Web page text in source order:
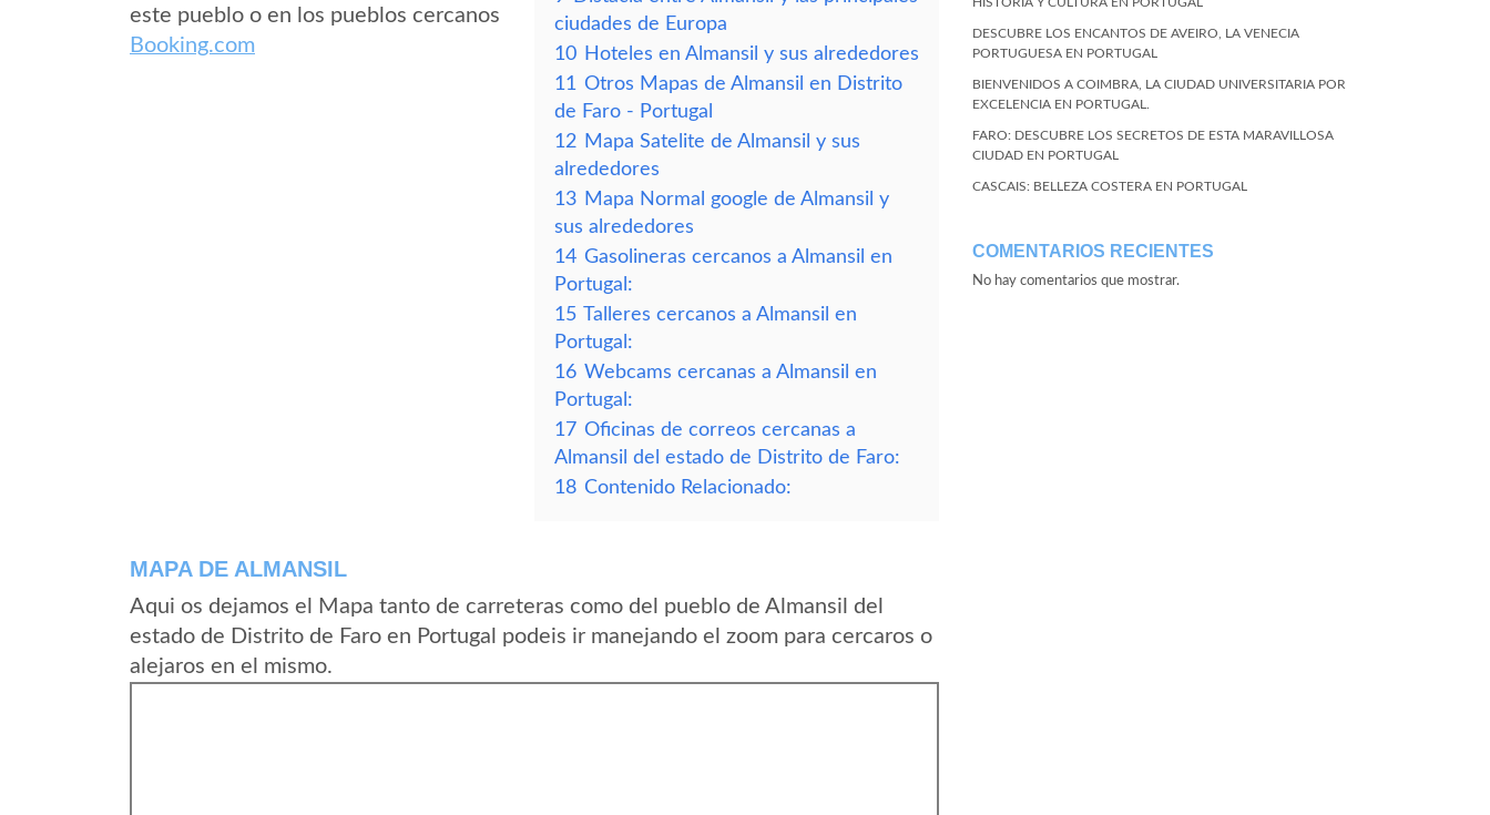
este pueblo o en los pueblos cercanos
Booking.com
ciudades de Europa
10 Hoteles en Almansil y sus alrededores
11 Otros Mapas de Almansil en Distrito
de Faro - Portugal
12 Mapa Satelite de Almansil y sus
alrededores
13 Mapa Normal google de Almansil y
sus alrededores
14 Gasolineras cercanos a Almansil en
Portugal:
15 Talleres cercanos a Almansil en
Portugal:
16 Webcams cercanas a Almansil en
Portugal:
17 Oficinas de correos cercanas a
Almansil del estado de Distrito de Faro:
18 Contenido Relacionado:
MAPA DE ALMANSIL
Aqui os dejamos el Mapa tanto de carreteras como del pueblo de Almansil del
estado de Distrito de Faro en Portugal podeis ir manejando el zoom para cercaros o
alejaros en el mismo.
DESCUBRE LOS ENCANTOS DE AVEIRO, LA VENECIA
PORTUGUESA EN PORTUGAL
BIENVENIDOS A COIMBRA, LA CIUDAD UNIVERSITARIA POR
EXCELENCIA EN PORTUGAL.
FARO: DESCUBRE LOS SECRETOS DE ESTA MARAVILLOSA
CIUDAD EN PORTUGAL
CASCAIS: BELLEZA COSTERA EN PORTUGAL
COMENTARIOS RECIENTES
No hay comentarios que mostrar.